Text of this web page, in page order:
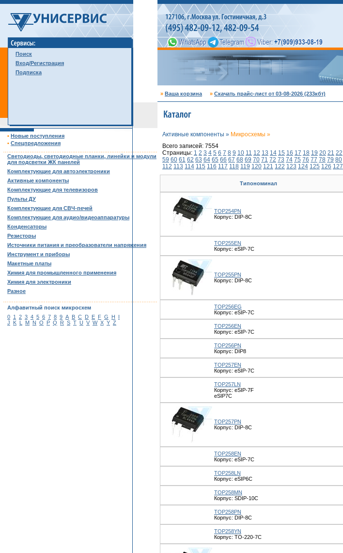
Поиск
Вход/Регистрация
Подписка
» Ваша корзина » Скачать прайс-лист от 03-08-2026 (233кбт)
• Новые поступления
• Спецпредложения
Светодиоды, светодиодные планки, линейки и модули
для подсветки ЖК панелей
Комплектующие для автоэлектроники
Активные компоненты
Комплектующие для телевизоров
Пульты ДУ
Комплектующие для СВЧ-печей
Комплектующие для аудио/видеоаппаратуры
Конденсаторы
Резисторы
Источники питания и преобразователи напряжения
Инструмент и приборы
Макетные платы
Химия для промышленного применения
Химия для электроники
Разное
Алфавитный поиск микросхем
0 1 2 3 4 5 6 7 8 9 A B C D E F G H
I
J
K L M N O P Q R S T U V W X Y Z
Активные компоненты » Микросхемы »
Всего записей: 7554
Страницы: 1 2 3 4 5 6 7 8 9 10 11 12 13 14 15 16 17 18 19 20 21 22
59 60 61 62 63 64 65 66 67 68 69 70 71 72 73 74 75 76 77 78 79 80
112 113 114 115 116 117 118 119 120 121 122 123 124 125 126 127
Типономинал
TOP254PN
Корпус: DIP-8C
TOP255EN
Корпус: eSIP-7C
TOP255PN
Корпус: DIP-8C
TOP256EG
Корпус: eSIP-7C
TOP256EN
Корпус: eSIP-7C
TOP256PN
Корпус: DIP8
TOP257EN
Корпус: eSIP-7C
TOP257LN
Корпус: eSIP-7F
eSIP7C
TOP257PN
Корпус: DIP-8C
TOP258EN
Корпус: eSIP-7C
TOP258LN
Корпус: eSIP6C
TOP258MN
Корпус: SDIP-10C
TOP258PN
Корпус: DIP-8C
TOP258YN
Корпус: TO-220-7C